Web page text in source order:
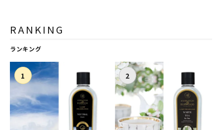
シュレイアンドバーウッド）
RANKING
ランキング